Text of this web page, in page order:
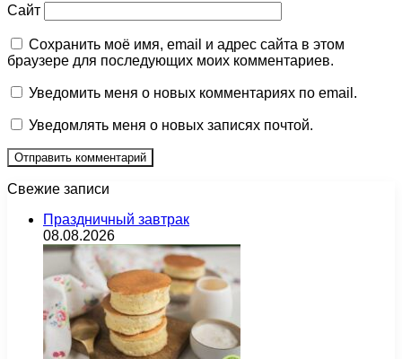
Сайт
Сохранить моё имя, email и адрес сайта в этом
браузере для последующих моих комментариев.
Уведомить меня о новых комментариях по email.
Уведомлять меня о новых записях почтой.
Свежие записи
Праздничный завтрак
08.08.2026